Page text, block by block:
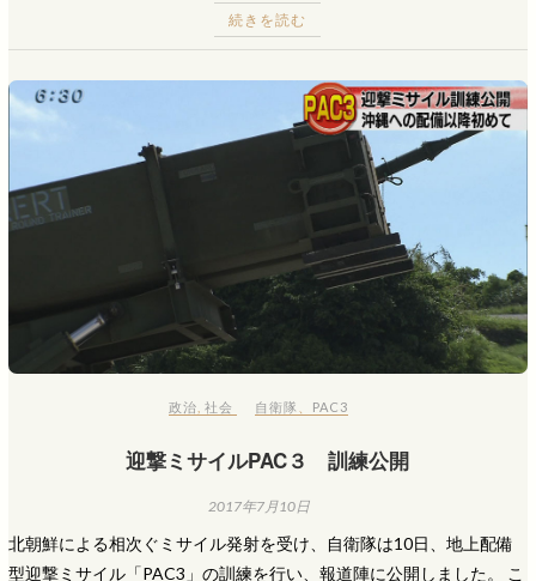
続きを読む
政治 ,社会 自衛隊 PAC3
迎撃ミサイルPAC３ 訓練公開
2017年7月10日
北朝鮮による相次ぐミサイル発射を受け、自衛隊は10日、地上配備
型迎撃ミサイル「PAC3」の訓練を行い、報道陣に公開しました。 こ